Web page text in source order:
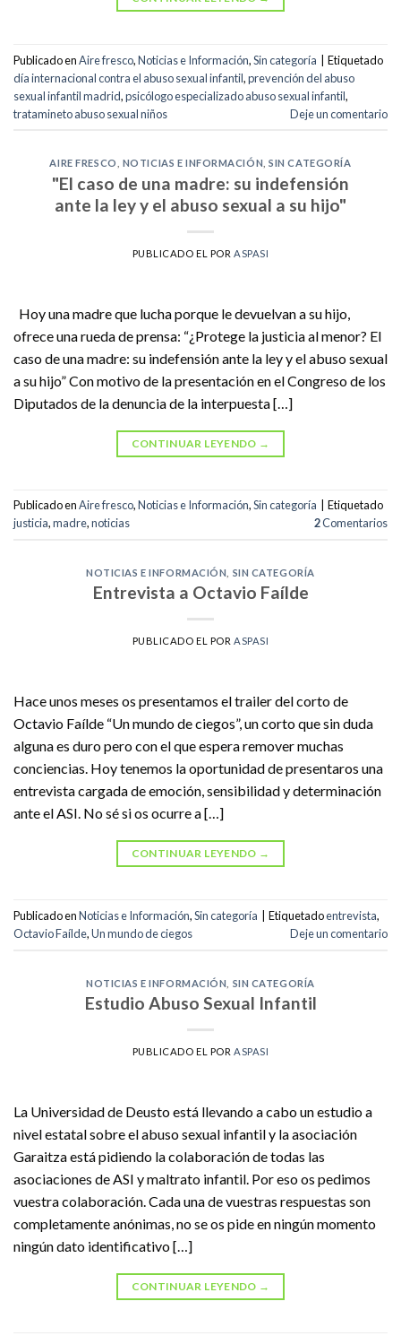
Publicado enAire fresco,Noticias e Información,Sin categoría | Etiquetado
día internacional contra el abuso sexual infantil,prevención del abuso
sexual infantil madrid,psicólogo especializado abuso sexual infantil,
tratamineto abuso sexual niños
Deje un comentario
AIRE FRESCO NOTICIAS E INFORMACIÓN ,SIN CATEGORÍA
"El caso de una madre: su indefensión
ante la ley y el abuso sexual a su hijo"
PUBLICADO EL PORASPASI
Hoy una madre que lucha porque le devuelvan a su hijo,
ofrece una rueda de prensa: “¿Protege la justicia al menor? El
caso de una madre: su indefensión ante la ley y el abuso sexual
a su hijo” Con motivo de la presentación en el Congreso de los
Diputados de la denuncia de la interpuesta […]
CONTINUAR LEYENDO →
Publicado enAire fresco,Noticias e Información,Sin categoría
Etiquetado
justicia,madre,noticias 2Comentarios
NOTICIAS E INFORMACIÓN SIN CATEGORÍA
Entrevista a Octavio Faílde
PUBLICADO EL PORASPASI
Hace unos meses os presentamos el trailer del corto de
Octavio Faílde “Un mundo de ciegos”, un corto que sin duda
alguna es duro pero con el que espera remover muchas
conciencias. Hoy tenemos la oportunidad de presentaros una
entrevista cargada de emoción, sensibilidad y determinación
ante el ASI. No sé si os ocurre a […]
CONTINUAR LEYENDO →
Publicado enNoticias e Información,Sin categoría Etiquetadoentrevista,
Octavio Faílde,Un mundo de ciegos Deje un comentario
NOTICIAS E INFORMACIÓN SIN CATEGORÍA
Estudio Abuso Sexual Infantil
PUBLICADO EL PORASPASI
La Universidad de Deusto está llevando a cabo un estudio a
nivel estatal sobre el abuso sexual infantil y la asociación
Garaitza está pidiendo la colaboración de todas las
asociaciones de ASI y maltrato infantil. Por eso os pedimos
vuestra colaboración. Cada una de vuestras respuestas son
completamente anónimas, no se os pide en ningún momento
ningún dato identificativo […]
CONTINUAR LEYENDO →